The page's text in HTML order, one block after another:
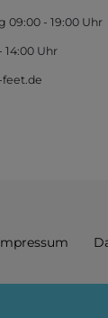
09:00 - 19:00 Uhr
14:00 Uhr
feet.de